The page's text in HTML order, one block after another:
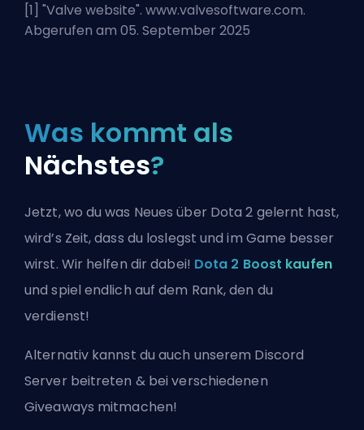
[1] "Valve website". www.valvesoftware.com.
Abgerufen am 05. September 2025
Was kommt als
Nächstes?
Jetzt, wo du was Neues über Dota 2 gelernt hast,
wird’s Zeit, dass du loslegst und im Game besser
wirst. Wir helfen dir dabei! Dota 2 Boost kaufen
und spiel endlich auf dem Rank, den du
verdienst!
Alternativ kannst du auch unserem Discord
Server beitreten & bei verschiedenen
Giveaways mitmachen!